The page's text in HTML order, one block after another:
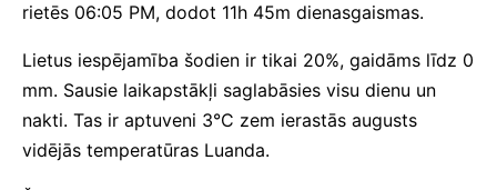
rietēs 06:05 PM, dodot 11h 45m dienasgaismas.
Lietus iespējamība šodien ir tikai 20%, gaidāms līdz 0
mm. Sausie laikapstākļi saglabāsies visu dienu un
nakti. Tas ir aptuveni 3°C zem ierastās augusts
vidējās temperatūras Luanda.